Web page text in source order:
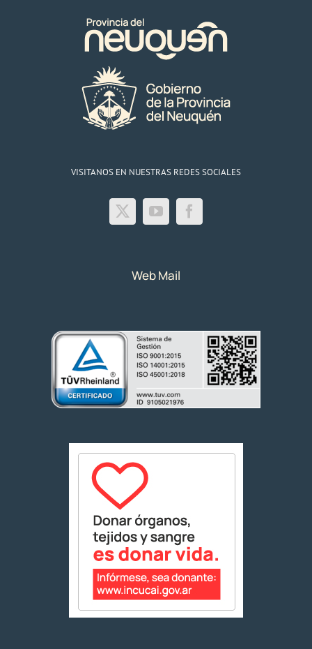
VISITANOS EN NUESTRAS REDES SOCIALES
Web Mail